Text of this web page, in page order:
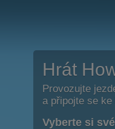
Hrát
Provozujte
a připojte se
Vyberte si